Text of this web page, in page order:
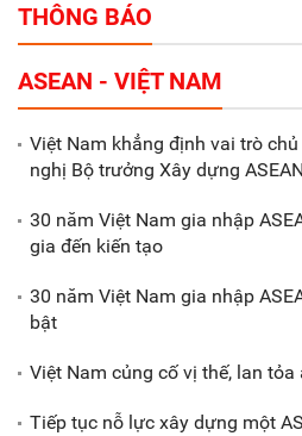
Tổng
tháng
70.600
Xã Nam
biểu
Gắn sản
THÔNG BÁO
ASEAN - VIỆT NAM
Việt Nam khẳng định vai trò
nghị Bộ trưởng Xây dựng
30 năm Việt Nam gia nhập
gia đến kiến tạo
30 năm Việt Nam gia nhập
bật
Việt Nam củng cố vị thế, lan tỏa
Tiếp tục nỗ lực xây dựng một